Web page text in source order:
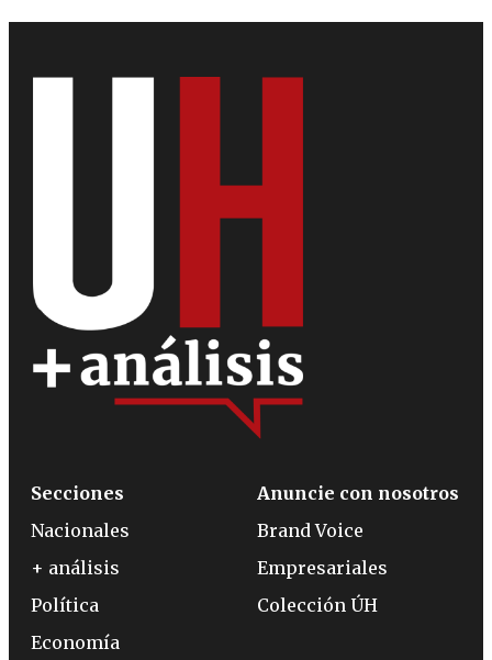
Secciones
Nacionales
+ análisis
Política
Economía
Anuncie con nosotros
Brand Voice
Empresariales
Colección ÚH